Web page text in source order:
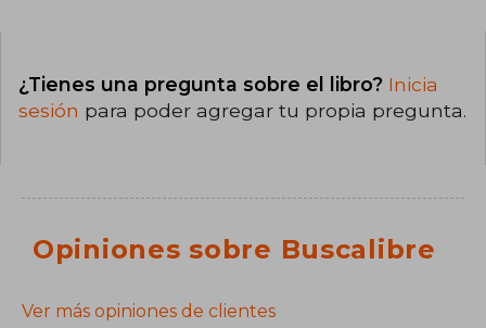
¿Tienes una pregunta sobre el libro? Inicia
sesión para poder agregar tu propia pregunta.
Opiniones sobre Buscalibre
Ver más opiniones de clientes